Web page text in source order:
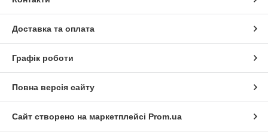
Доставка та оплата
Графік роботи
Повна версія сайту
Сайт створено на маркетплейсі Prom.ua